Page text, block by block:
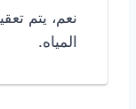
نعم، يتم
المياه.